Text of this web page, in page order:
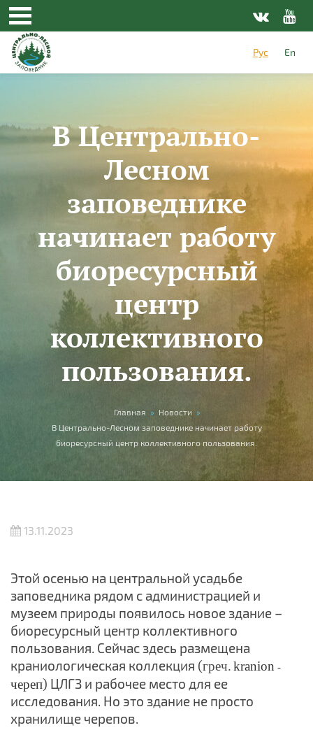
Перейти к основному содержанию
Рус
En
В Центрально-
Лесном
заповеднике
начинает работу
биоресурсный
центр
коллективного
пользования.
Вы здесь Главная » Новости »
В Центрально-Лесном заповеднике начинает работу
биоресурсный центр коллективного пользования.
13.11.2023
Этой осенью на центральной усадьбе
заповедника рядом с администрацией и
музеем природы появилось новое здание –
биоресурсный центр коллективного
пользования. Сейчас здесь размещена
краниологическая коллекция (греч.kranion -
череп) ЦЛГЗ и рабочее место для ее
исследования. Но это здание не просто
хранилище черепов.